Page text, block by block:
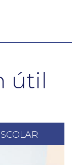
útil